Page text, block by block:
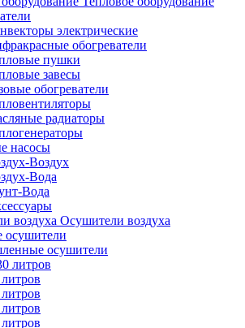
электрические
обогреватели
пушки
завесы
обогреватели
радиаторы
насосы
Воздух
Вода
Вода
Осушители воздуха
осушители
осушители
литров